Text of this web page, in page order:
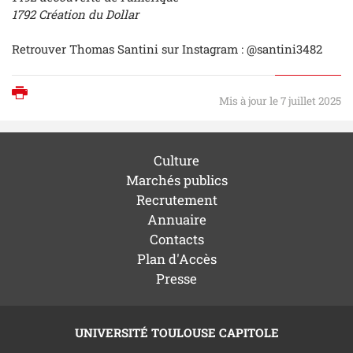
1792 Création du Dollar
Retrouver Thomas Santini sur Instagram : @santini3482
Mis à jour le 7 juillet 2025
Culture
Marchés publics
Recrutement
Annuaire
Contacts
Plan d'Accès
Presse
UNIVERSITÉ TOULOUSE CAPITOLE